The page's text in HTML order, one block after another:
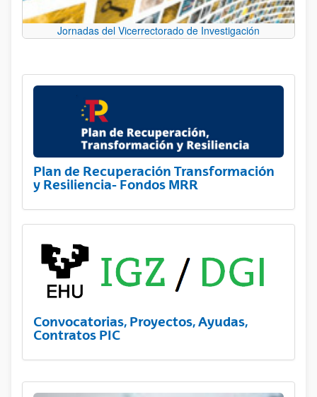
Jornadas del Vicerrectorado de Investigación
Plan de Recuperación Transformación
y Resiliencia- Fondos MRR
Convocatorias, Proyectos, Ayudas,
Contratos PIC